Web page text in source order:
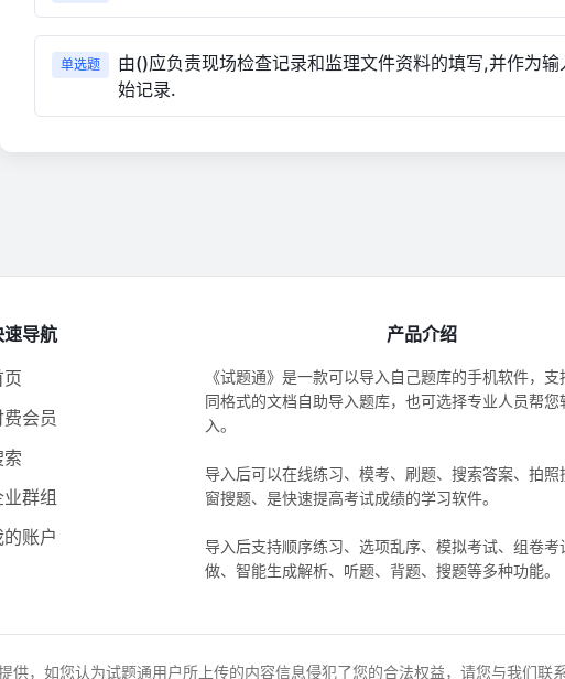
单选题
由()应负责现场检查记录和监理文件资料的填写,并作为
始记录.
速导航
页
费会员
索
业群组
的账户
产品介绍
《试题通》是一款可以导入自己题库的手机软件，
同格式的文档自助导入题库，也可选择专业人员帮您
入。
导入后可以在线练习、模考、刷题、搜索答案、拍照
窗搜题、是快速提高考试成绩的学习软件。
导入后支持顺序练习、选项乱序、模拟考试、组卷考
做、智能生成解析、听题、背题、搜题等多种功能。
供，如您认为试题通用户所上传的内容信息侵犯了您的合法权益，请您与我们联